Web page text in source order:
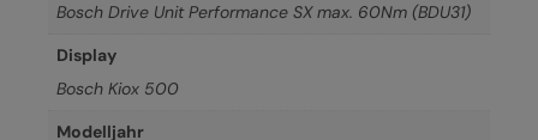
Bosch Drive Unit Performance SX max. 60Nm (BDU31)
Display
Bosch Kiox 500
Modelljahr